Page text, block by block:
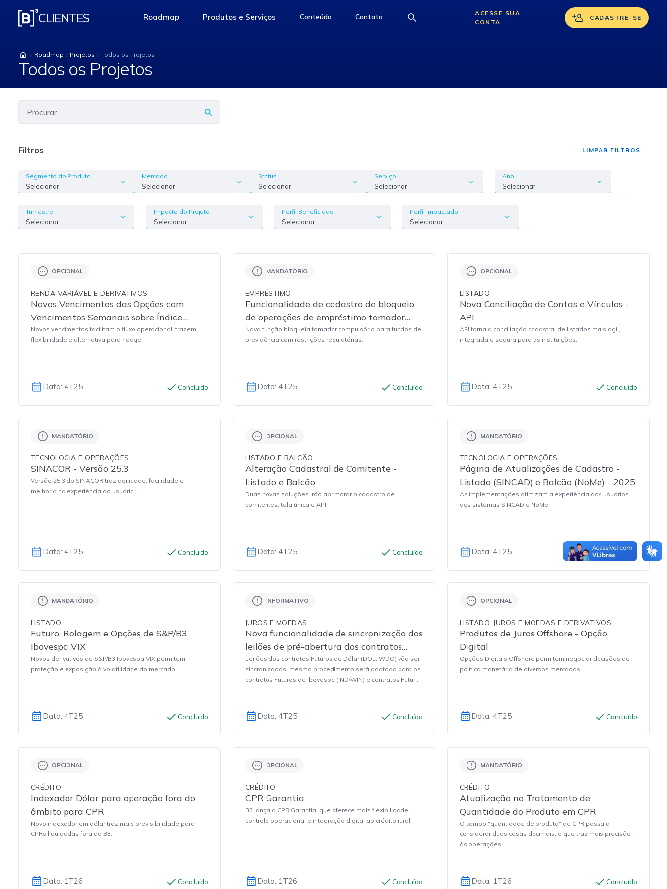
Todos os Projetos
CLIENTES access-the-page
Roadmap access-the-page
Produtos e Serviços access-the-page
Conteúdo access-the-page
Contato
ACESSE SUA
CONTA
CADASTRE-SE
Roadmap Projetos Todos os Projetos
Todos os Projetos
Filtros LIMPAR FILTROS
Segmento do Produto
Selecionar
Mercado
Selecionar
Status
Selecionar
Serviço
Selecionar
Ano
Selecionar
Trimestre
Selecionar
Impacto do Projeto
Selecionar
Perfil Beneficiado
Selecionar
Perfil Impactado
Selecionar
OPCIONAL
RENDA VARIÁVEL E DERIVATIVOS
Novos Vencimentos das Opções com
Vencimentos Semanais sobre Índice
Bovespa
Novos vencimentos facilitam o fluxo operacional, trazem
flexibilidade e alternativa para hedge
Data: 4T25 Concluído
MANDATÓRIO
EMPRÉSTIMO
Funcionalidade de cadastro de bloqueio
de operações de empréstimo tomador
compulsório para fundos de previdência
complementar fechados com restrições
Nova função bloqueia tomador compulsório para fundos de
previdência com restrições regulatórias.
Data: 4T25 Concluído
OPCIONAL
LISTADO
Nova Conciliação de Contas e Vínculos -
API
API torna a conciliação cadastral de listados mais ágil,
integrada e segura para as instituições.
Data: 4T25 Concluído
MANDATÓRIO
TECNOLOGIA E OPERAÇÕES
SINACOR - Versão 25.3
Versão 25.3 do SINACOR traz agilidade, facilidade e
melhoria na experiência do usuário.
Data: 4T25 Concluído
OPCIONAL
LISTADO E BALCÃO
Alteração Cadastral de Comitente -
Listado e Balcão
Duas novas soluções irão aprimorar o cadastro de
comitentes: tela única e API.
Data: 4T25 Concluído
MANDATÓRIO
TECNOLOGIA E OPERAÇÕES
Página de Atualizações de Cadastro -
Listado (SINCAD) e Balcão (NoMe) - 2025
As implementações otimizam a experiência dos usuários
dos sistemas SINCAD e NoMe.
Data: 4T25 Concluído
MANDATÓRIO
LISTADO
Futuro, Rolagem e Opções de S&P/B3
Ibovespa VIX
Novos derivativos de S&P/B3 Ibovespa VIX permitem
proteção e exposição à volatilidade do mercado.
Data: 4T25 Concluído
INFORMATIVO
JUROS E MOEDAS
Nova funcionalidade de sincronização dos
leilões de pré-abertura dos contratos
Futuros de Dólar (DOL/WDO),
procedimento será adotado também para
os contratos Futuros de Ibovespa
500 (ISP/WSP)
Leilões dos contratos Futuros de Dólar (DOL, WDO) vão ser
sincronizados, mesmo procedimento será adotado para os
contratos Futuros de Ibovespa (IND/WIN) e contratos Futuros
Data: 4T25 Concluído
OPCIONAL
LISTADO, JUROS E MOEDAS E DERIVATIVOS
Produtos de Juros Offshore - Opção
Digital
Opções Digitais Offshore permitem negociar decisões de
política monetária de diversos mercados.
Data: 4T25 Concluído
OPCIONAL
CRÉDITO
Indexador Dólar para operação fora do
âmbito para CPR
Novo indexador em dólar traz mais previsibilidade para
CPRs liquidadas fora da B3.
Data: 1T26 Concluído
OPCIONAL
CRÉDITO
CPR Garantia
B3 lança a CPR Garantia, que oferece mais flexibilidade,
controle operacional e integração digital ao crédito rural.
Data: 1T26 Concluído
MANDATÓRIO
CRÉDITO
Atualização no Tratamento de
Quantidade do Produto em CPR
O campo "quantidade de produto" de CPR passa a
considerar duas casas decimais, o que traz mais precisão
às operações.
Data: 1T26 Concluído